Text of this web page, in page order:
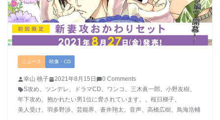
ニュース 映像・CD
幸山 桃子 2021年8月15日
0 Comments
S攻め、 ツンデレ、 ドラマCD、 ワンコ 、 三木眞一郎、 小野友樹、
年下攻め、 抱かれたい男1位に脅されています。 、 桜日梯子、
美人受け、 羽多野渉、 芸能界、 蒼井翔太、 音声、 高橋広樹、 鳥海浩輔